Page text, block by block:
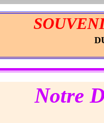
Notre